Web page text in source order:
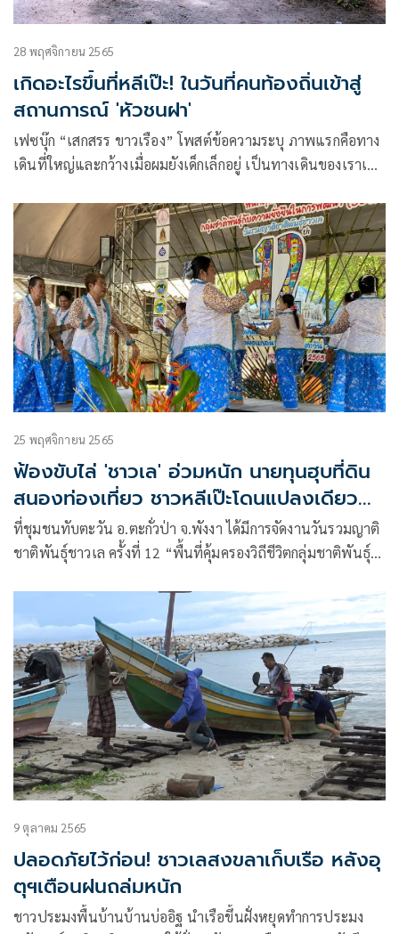
28 พฤศจิกายน 2565
เกิดอะไรขึ้นที่หลีเป๊ะ! ในวันที่คนท้องถิ่นเข้าสู่
สถานการณ์ 'หัวชนฝา'
เฟซบุ๊ก “เสกสรร ขาวเรือง” โพสต์ข้อความระบุ ภาพแรกคือทาง
เดินที่ใหญ่และกว้างเมื่อผมยังเด็กเล็กอยู่ เป็นทางเดินของเราเมื่อ
25 พฤศจิกายน 2565
ฟ้องขับไล่ 'ชาวเล' อ่วมหนัก นายทุนฮุบที่ดิน
สนองท่องเที่ยว ชาวหลีเป๊ะโดนแปลงเดียว
28 คดี
ที่ชุมชนทับตะวัน อ.ตะกั่วป่า จ.พังงา ได้มีการจัดงานวันรวมญาติ
ชาติพันธุ์ชาวเล ครั้งที่ 12 “พื้นที่คุ้มครองวิถีชีวิตกลุ่มชาติพันธุ์
วัฒนธรรมชาวเล เวทีเสวนา และซุ้มนิทรรศการต่างๆ
9 ตุลาคม 2565
ปลอดภัยไว้ก่อน! ชาวเลสงขลาเก็บเรือ หลังอุ
ตุฯเตือนฝนถล่มหนัก
ชาวประมงพื้นบ้านบ้านบ่ออิฐ นำเรือขึ้นฝั่งหยุดทำการประมง